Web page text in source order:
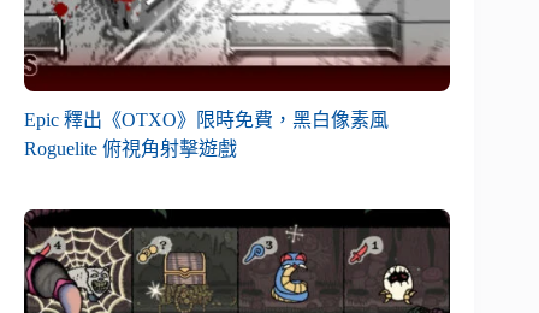
Epic 釋出《OTXO》限時免費，黑白像素風
Roguelite 俯視角射擊遊戲